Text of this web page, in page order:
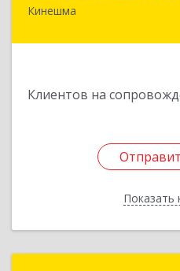
Кинешма
Клиентов на
Показать
155800, Ивановская